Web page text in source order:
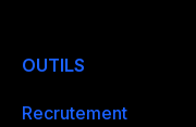
OUTILS
Recrutement